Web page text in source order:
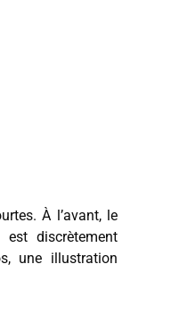
À l’avant, le
discrètement
une illustration